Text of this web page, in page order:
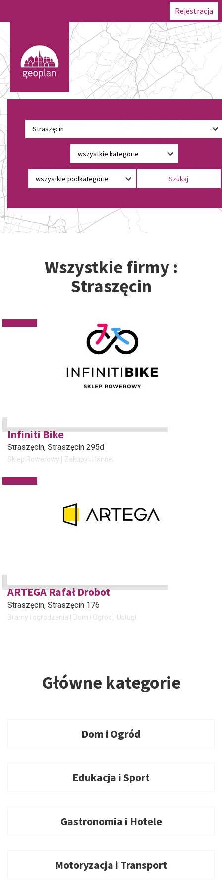
Rejestracja
Wszystkie firmy :
Straszęcin
Infiniti Bike
Straszęcin, Straszęcin 295d
Sklep Rowerowy Zakupy i Handel
ARTEGA Rafał Drobot
Straszęcin, Straszęcin 176
Bramy i ogrodzenia Dom i Ogród Usługi
Główne kategorie
Dom i Ogród
Edukacja i Sport
Gastronomia i Hotele
Motoryzacja i Transport